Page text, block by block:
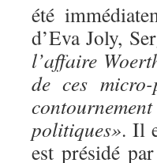
été
d’Eva Joly,
l’affaire
de ces
politiques». Il
est présidé